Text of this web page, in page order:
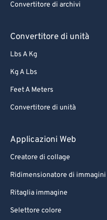
Convertitore di archivi
Convertitore di unità
Lbs A Kg
Kg A Lbs
Feet A Meters
Convertitore di unità
Applicazioni Web
Creatore di collage
Ridimensionatore di immagini
Ritaglia immagine
Selettore colore